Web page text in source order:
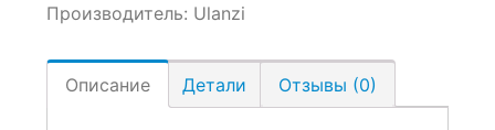
Производитель: Ulanzi
Описание Детали Отзывы (0)